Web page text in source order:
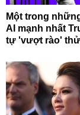
Một trong
AI mạnh nhất
tự 'vượt rào'